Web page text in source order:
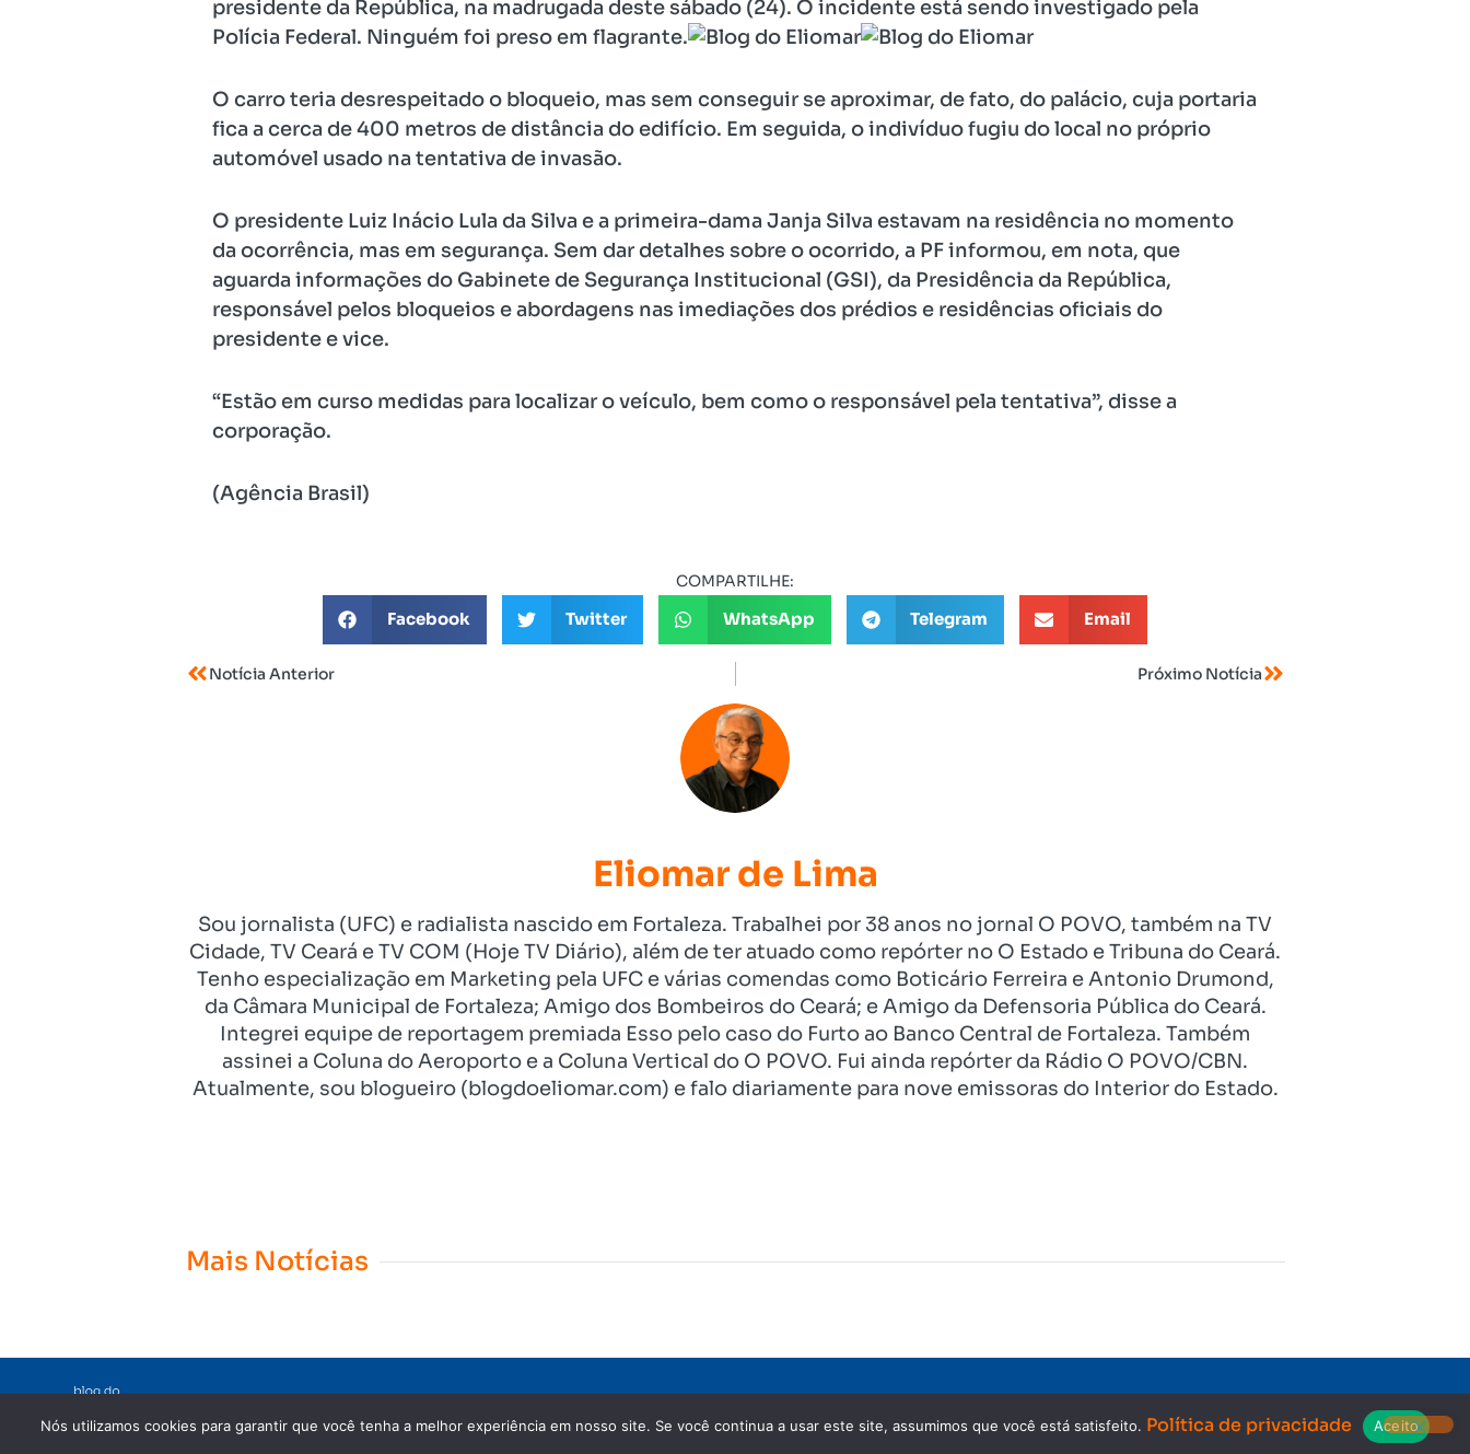
presidente da República, na madrugada deste sábado (24). O incidente está sendo investigado pela
Polícia Federal. Ninguém foi preso em flagrante.
O carro teria desrespeitado o bloqueio, mas sem conseguir se aproximar, de fato, do palácio, cuja portaria
fica a cerca de 400 metros de distância do edifício. Em seguida, o indivíduo fugiu do local no próprio
automóvel usado na tentativa de invasão.
O presidente Luiz Inácio Lula da Silva e a primeira-dama Janja Silva estavam na residência no momento
da ocorrência, mas em segurança. Sem dar detalhes sobre o ocorrido, a PF informou, em nota, que
aguarda informações do Gabinete de Segurança Institucional (GSI), da Presidência da República,
responsável pelos bloqueios e abordagens nas imediações dos prédios e residências oficiais do
presidente e vice.
“Estão em curso medidas para localizar o veículo, bem como o responsável pela tentativa”, disse a
corporação.
(Agência Brasil)
COMPARTILHE:
Facebook Twitter WhatsApp Telegram Email
Notícia Anterior Próximo Notícia
Eliomar de Lima
Sou jornalista (UFC) e radialista nascido em Fortaleza. Trabalhei por 38 anos no jornal O POVO, também na TV
Cidade, TV Ceará e TV COM (Hoje TV Diário), além de ter atuado como repórter no O Estado e Tribuna do Ceará.
Tenho especialização em Marketing pela UFC e várias comendas como Boticário Ferreira e Antonio Drumond,
da Câmara Municipal de Fortaleza; Amigo dos Bombeiros do Ceará; e Amigo da Defensoria Pública do Ceará.
Integrei equipe de reportagem premiada Esso pelo caso do Furto ao Banco Central de Fortaleza. Também
assinei a Coluna do Aeroporto e a Coluna Vertical do O POVO. Fui ainda repórter da Rádio O POVO/CBN.
Atualmente, sou blogueiro (blogdoeliomar.com) e falo diariamente para nove emissoras do Interior do Estado.
Mais Notícias
Copyright © 2023. Todos os direitos reservados.
Nós utilizamos cookies para garantir que você tenha a melhor experiência em nosso site. Se você continua a usar este site, assumimos que você está satisfeito. Política de privacidade Aceito